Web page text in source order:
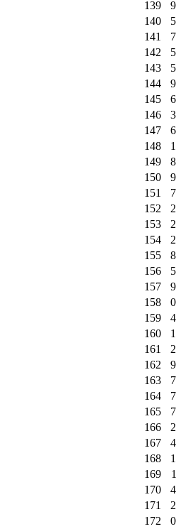
139
140
141
142
143
144
145
146
147
148
149
150
151
152
153
154
155
156
157
158
159
160
161
162
163
164
165
166
167
168
169
170
171
172